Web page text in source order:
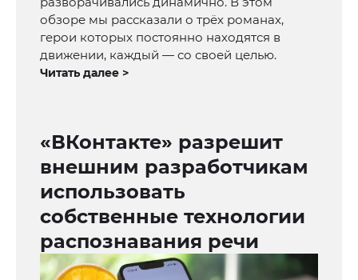
обзоре мы рассказали о трёх романах,
герои которых постоянно находятся в
движении, каждый — со своей целью.
Читать далее >
«ВКонтакте» разрешит
внешним разработчикам
использовать
собственные технологии
распознавания речи